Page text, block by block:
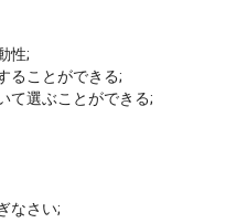
性;
ることができる;
て選ぶことができる;
なさい;